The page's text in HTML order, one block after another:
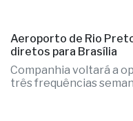
Aeroporto de Rio
diretos para Brasília
Companhia voltará a
três frequências